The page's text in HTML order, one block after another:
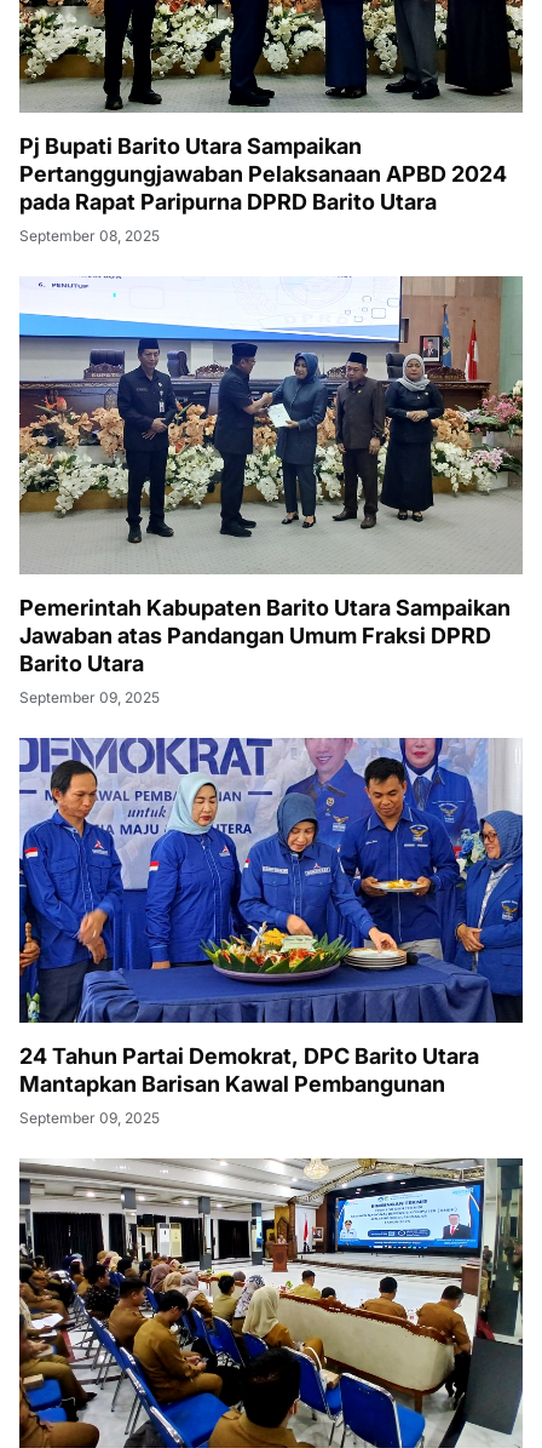
Pj Bupati Barito Utara Sampaikan
Pertanggungjawaban Pelaksanaan APBD 2024
pada Rapat Paripurna DPRD Barito Utara
September 08, 2025
Pemerintah Kabupaten Barito Utara Sampaikan
Jawaban atas Pandangan Umum Fraksi DPRD
Barito Utara
September 09, 2025
24 Tahun Partai Demokrat, DPC Barito Utara
Mantapkan Barisan Kawal Pembangunan
September 09, 2025